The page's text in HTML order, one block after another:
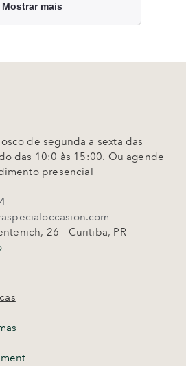
Mostrar mais
de segunda a sexta das
das 10:0 às 15:00. Ou agende
presencial
26 - Curitiba, PR